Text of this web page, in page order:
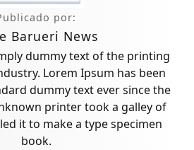
por:
Barueri News
dummy text of the printing
Lorem Ipsum has been
dummy text ever since the
printer took a galley of
it to make a type specimen
book.